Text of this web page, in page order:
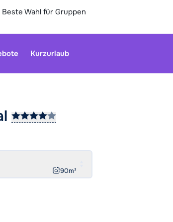
Beste Wahl für Gruppen
Kurzurlaub
90m²